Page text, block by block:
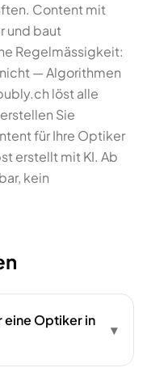
Content mit
und baut
Regelmässigkeit:
— Algorithmen
löst alle
Sie
für Ihre Optiker
erstellt mit KI. Ab
kein
eine Optiker in
▾